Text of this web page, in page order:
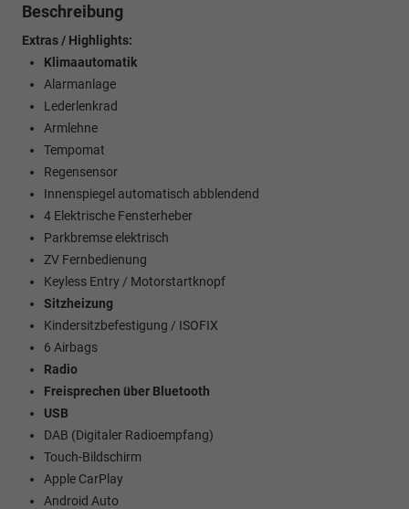
Beschreibung
Extras / Highlights:
Klimaautomatik
Alarmanlage
Lederlenkrad
Armlehne
Tempomat
Regensensor
Innenspiegel automatisch abblendend
4 Elektrische Fensterheber
Parkbremse elektrisch
ZV Fernbedienung
Keyless Entry / Motorstartknopf
Sitzheizung
Kindersitzbefestigung / ISOFIX
6 Airbags
Radio
Freisprechen über Bluetooth
USB
DAB (Digitaler Radioempfang)
Touch-Bildschirm
Apple CarPlay
Android Auto